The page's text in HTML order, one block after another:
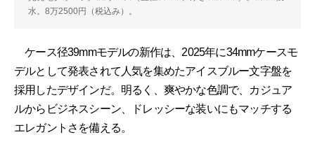
水。8万2500円（税込み）。
ケース径39mmモデルの新作は、2025年に34mmケースモ
デルとして発表されて人気を集めたアイスブルー文字盤を
採用したデザインだ。明るく、爽やかな色調で、カジュア
ルからビジネスシーン、ドレッシーな装いにもマッチする
エレガントさを備える。